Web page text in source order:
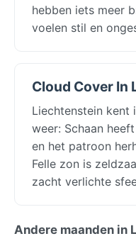
hebben iets meer
voelen stil en
Cloud Cover In
Liechtenstein kent
weer: Schaan
en het patroon
Felle zon is
zacht verlichte
Andere maanden in